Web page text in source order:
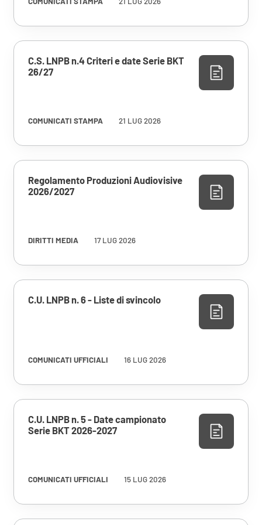
C.S. LNPB n.4 Criteri e date Serie BKT
26/27
COMUNICATI STAMPA 21 LUG 2026
Regolamento Produzioni Audiovisive
2026/2027
DIRITTI MEDIA 17 LUG 2026
C.U. LNPB n. 6 - Liste di svincolo
COMUNICATI UFFICIALI 16 LUG 2026
C.U. LNPB n. 5 - Date campionato
Serie BKT 2026-2027
COMUNICATI UFFICIALI 15 LUG 2026